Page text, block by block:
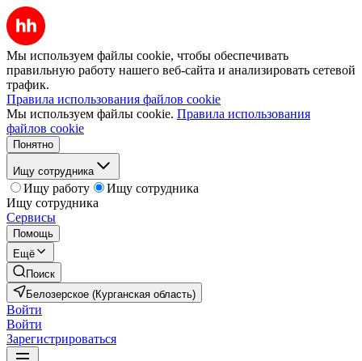
Мы используем файлы cookie, чтобы обеспечивать
правильную работу нашего веб-сайта и анализировать сетевой
трафик.
Правила использования файлов cookie
Мы используем файлы cookie. Правила использования
файлов cookie
Понятно
Ищу сотрудника
Ищу работу
Ищу сотрудника
Ищу сотрудника
Сервисы
Помощь
Ещё
Поиск
Белозерское (Курганская область)
Войти
Войти
Зарегистрироваться